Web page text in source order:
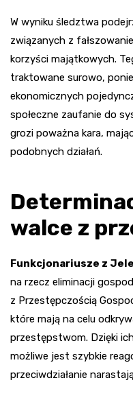
W wyniku śledztwa
związanych z
korzyści majątkowych.
traktowane surowo,
ekonomicznych
społeczne zaufanie do
grozi poważna kara,
podobnych działań.
walce z
Funkcjonariusze z
na rzecz eliminacji
z Przestępczością
które mają na celu
przestępstwom. Dzięki
możliwe jest szybkie
przeciwdziałanie